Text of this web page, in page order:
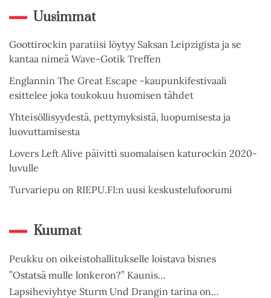
Uusimmat
Goottirockin paratiisi löytyy Saksan Leipzigista ja se
kantaa nimeä Wave-Gotik Treffen
Englannin The Great Escape -kaupunkifestivaali
esittelee joka toukokuu huomisen tähdet
Yhteisöllisyydestä, pettymyksistä, luopumisesta ja
luovuttamisesta
Lovers Left Alive päivitti suomalaisen katurockin 2020-
luvulle
Turvariepu on RIEPU.FI:n uusi keskustelufoorumi
Kuumat
Peukku on oikeistohallitukselle loistava bisnes
”Ostatsä mulle lonkeron?” Kaunis…
Lapsiheviyhtye Sturm Und Drangin tarina on…